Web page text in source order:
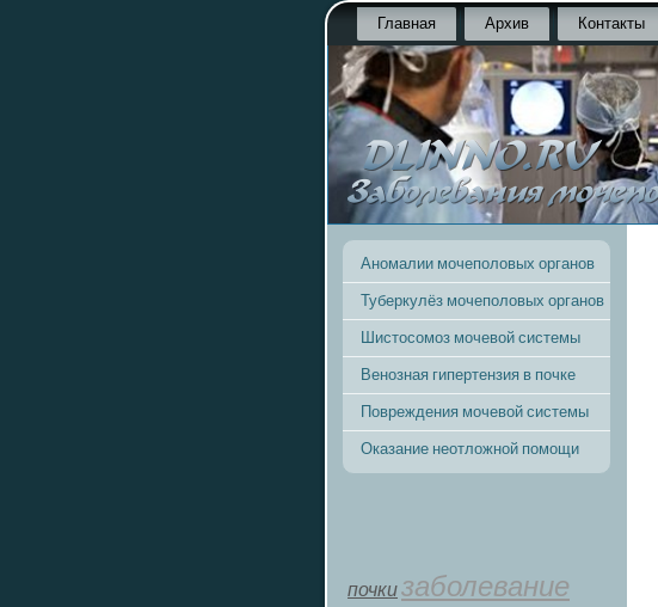
Главная Архив Контакты
Аномалии мочеполовых органов
Туберкулёз мочеполовых органов
Шистосомоз мочевой системы
Венозная гипертензия в почке
Повреждения мочевой системы
Оказание неотложной помощи
почкизаболевание